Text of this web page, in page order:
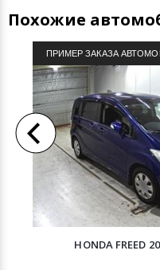
Похожие
ПРИМЕР ЗАКАЗА
HONDA FREED